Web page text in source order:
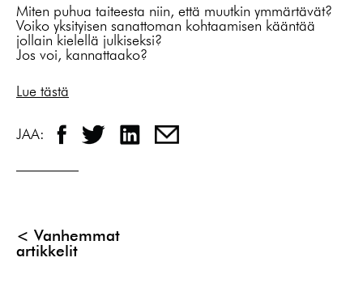
Miten puhua taiteesta niin, että muutkin ymmärtävät?
Voiko yksityisen sanattoman kohtaamisen kääntää
jollain kielellä julkiseksi?
Jos voi, kannattaako?
Lue tästä
JAA:
Artikkelien
selaus
Vanhemmat
artikkelit